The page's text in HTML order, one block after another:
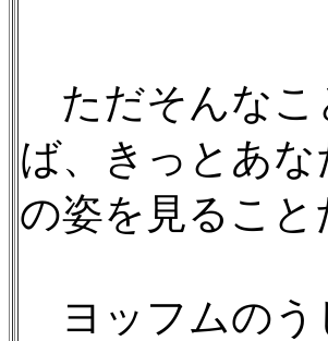
ただそんなこ
ば、きっとあ
の姿を見ること
ヨッフムのう